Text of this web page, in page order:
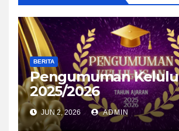
BERITA
Pengumuman
2025/2026
JUN 2, 2026 ADMIN